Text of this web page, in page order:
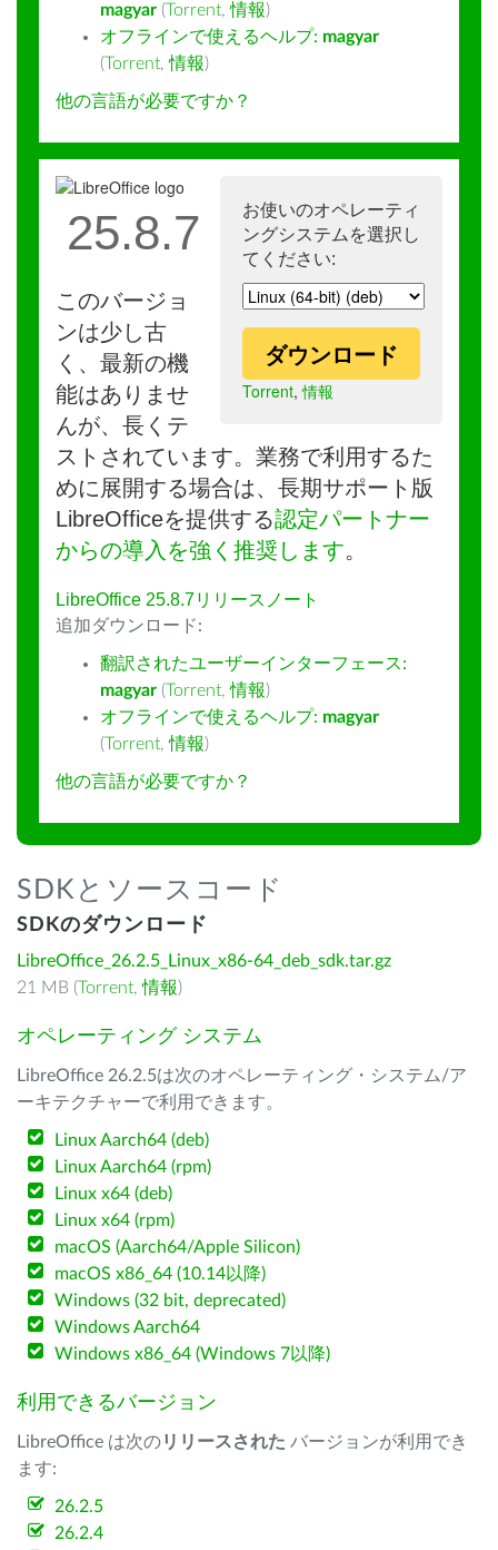
magyar (Torrent,情報)
オフラインで使えるヘルプ: magyar
(Torrent,情報)
他の言語が必要ですか？
お使いのオペレーティ
ングシステムを選択し
てください:
ダウンロード
Torrent,情報
25.8.7
このバージョ
ンは少し古
く、最新の機
能はありませ
んが、長くテ
ストされています。業務で利用するた
めに展開する場合は、長期サポート版
LibreOfficeを提供する認定パートナー
からの導入を強く推奨します。
LibreOffice 25.8.7リリースノート
追加ダウンロード:
翻訳されたユーザーインターフェース:
magyar (Torrent,情報)
オフラインで使えるヘルプ: magyar
(Torrent,情報)
他の言語が必要ですか？
SDKとソースコード
SDKのダウンロード
LibreOffice_26.2.5_Linux_x86-64_deb_sdk.tar.gz
21 MB (Torrent,情報)
オペレーティング システム
LibreOffice 26.2.5は次のオペレーティング・システム/ア
ーキテクチャーで利用できます。
Linux Aarch64 (deb)
Linux Aarch64 (rpm)
Linux x64 (deb)
Linux x64 (rpm)
macOS (Aarch64/Apple Silicon)
macOS x86_64 (10.14以降)
Windows (32 bit, deprecated)
Windows Aarch64
Windows x86_64 (Windows 7以降)
利用できるバージョン
LibreOffice は次のリリースされた バージョンが利用でき
ます:
26.2.5
26.2.4